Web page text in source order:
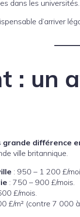
dans les universités.
d’arriver
: un
grande différence
ville britannique.
: 950 – 1 200 £/
: 750 – 900 £/mois.
£/mois.
£/m² (contre 7 000